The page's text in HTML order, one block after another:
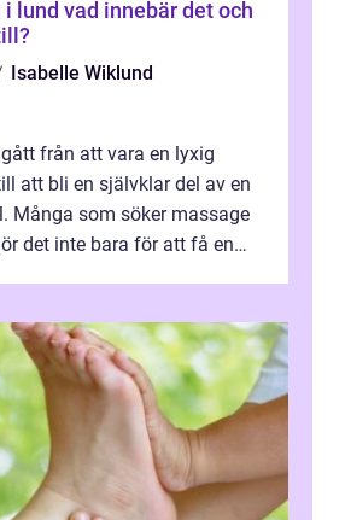
det och
Isabelle Wiklund
från att vara en lyxig
att bli en självklar del av en
Många som söker massage
det inte bara för att få en